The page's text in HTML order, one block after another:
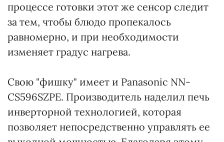
процессе готовки этот же сенсор следит
за тем, чтобы блюдо пропекалось
равномерно, и при необходимости
изменяет градус нагрева.
Свою "фишку" имеет и Panasonic NN-
CS596SZPE. Производитель наделил печь
инверторной технологией, которая
позволяет непосредственно управлять ее